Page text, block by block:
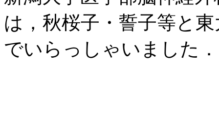
は，秋桜子・誓子等と
でいらっしゃいました．